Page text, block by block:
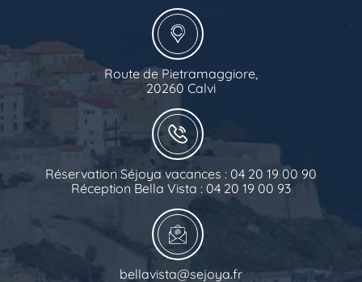
Route de Pietramaggiore,
20260 Calvi
Réservation Séjoya vacances : 04 20 19 00 90
Réception Bella Vista : 04 20 19 00 93
bellavista@sejoya.fr